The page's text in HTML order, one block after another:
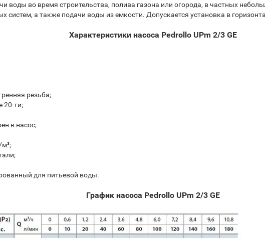
воды во время строительства, полива газона или огорода, в частных
систем, а также подачи воды из емкости. Допускается установка в
Характеристики насоса Pedrollo UPm 2/3 GE
резьба;
20-ти;
в насос;
м³;
для питьевой воды.
График насоса Pedrollo UPm 2/3 GE